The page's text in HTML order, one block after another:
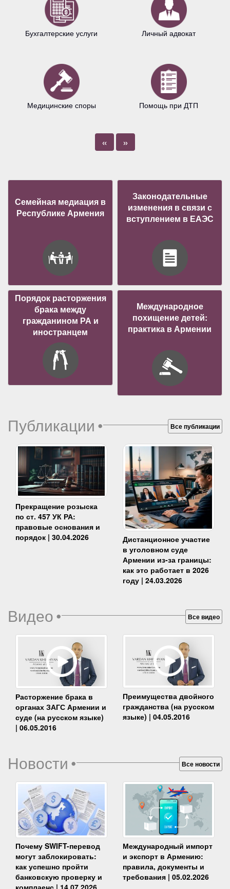
Бухгалтерские услуги
Медицинские споры
Личный адвокат
Помощь при ДТП
« »
Семейная медиация в
Республике Армения
Законодательные
изменения в связи с
вступлением в ЕАЭС
Порядок расторжения
брака между
гражданином РА и
иностранцем
Международное
похищение детей:
практика в Армении
Публикации• Все публикации
Прекращение розыска
по ст. 457 УК РА:
правовые основания и
порядок | 30.04.2026
Дистанционное участие
в уголовном суде
Армении из-за границы:
как это работает в 2026
году | 24.03.2026
Видео• Все видео
Расторжение брака в
органах ЗАГС Армении и
суде (на русском языке)
| 06.05.2016
Преимущества двойного
гражданства (на русском
языке) | 04.05.2016
Новости• Все новости
Почему SWIFT-перевод
могут заблокировать:
как успешно пройти
банковскую проверку и
комплаенс | 14.07.2026
Международный импорт
и экспорт в Армению:
правила, документы и
требования | 05.02.2026